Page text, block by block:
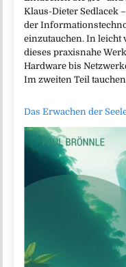
Klaus-Dieter Sedlacek
der
einzutauchen. In leicht
dieses praxisnahe
Hardware bis
Im zweiten Teil
Das Erwachen der